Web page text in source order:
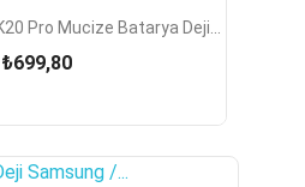
Pro Mucize Batarya Deji...
₺699,80